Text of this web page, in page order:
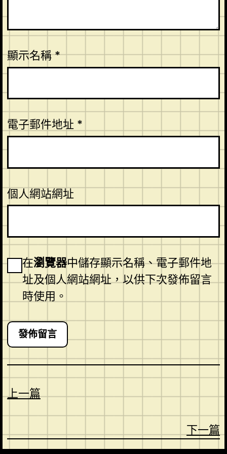
顯示名稱*
電子郵件地址 *
個人網站網址
在瀏覽器中儲存顯示名稱、電子郵件地
址及個人網站網址，以供下次發佈留言
時使用。
上一篇
下一篇